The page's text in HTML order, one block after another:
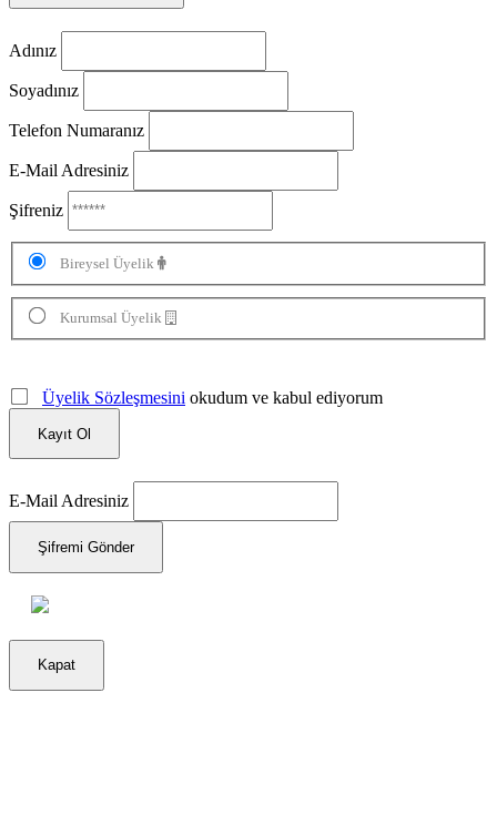
Adınız
Soyadınız
Telefon Numaranız
E-Mail Adresiniz
Şifreniz
Bireysel Üyelik
Kurumsal Üyelik
Üyelik Sözleşmesini okudum ve kabul ediyorum
Kayıt Ol
E-Mail Adresiniz
Şifremi Gönder
Kapat